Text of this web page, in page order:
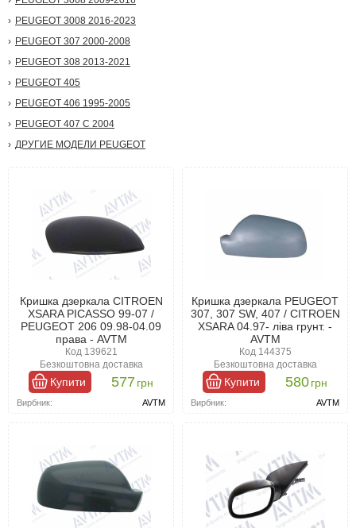
PEUGEOT 3008 2016-2023
PEUGEOT 307 2000-2008
PEUGEOT 308 2013-2021
PEUGEOT 405
PEUGEOT 406 1995-2005
PEUGEOT 407 С 2004
ДРУГИЕ МОДЕЛИ PEUGEOT
Кришка дзеркала CITROEN
XSARA PICASSO 99-07 /
PEUGEOT 206 09.98-04.09
права - AVTM
Код 139621
Безкоштовна доставка
Купити 577грн
Вирбник: AVTM
Кришка дзеркала PEUGEOT
307, 307 SW, 407 / CITROEN
XSARA 04.97- ліва грунт. -
AVTM
Код 144375
Безкоштовна доставка
Купити 580грн
Вирбник: AVTM